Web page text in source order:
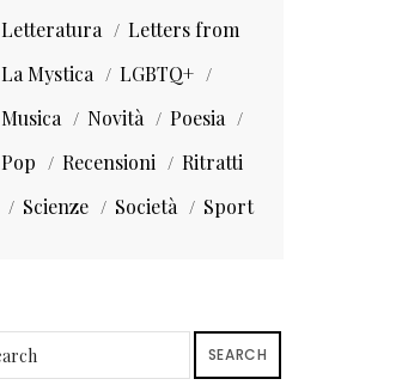
Letteratura
Letters from
La Mystica
LGBTQ+
Musica
Novità
Poesia
Pop
Recensioni
Ritratti
Scienze
Società Sport
SEARCH